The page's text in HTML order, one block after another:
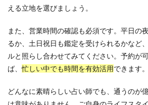
える立地を選びましょう。
また、営業時間の確認も必須です。平日の
るか、土日祝日も鑑定を受けられるかなど
ルと照らし合わせてみてください。予約が
ば、忙しい中でも時間を有効活用できます。
どんなに素晴らしい占い師でも、通うのが